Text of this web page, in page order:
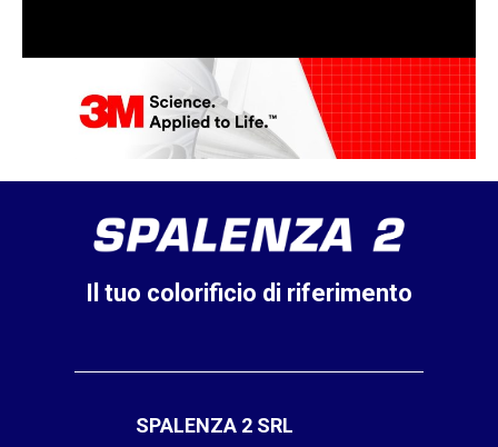
Il tuo colorificio di riferimento
SPALENZA 2 SRL